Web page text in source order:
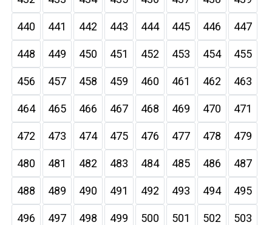
440 441 442 443 444 445 446 447
448 449 450 451 452 453 454 455
456 457 458 459 460 461 462 463
464 465 466 467 468 469 470 471
472 473 474 475 476 477 478 479
480 481 482 483 484 485 486 487
488 489 490 491 492 493 494 495
496 497 498 499 500 501 502 503